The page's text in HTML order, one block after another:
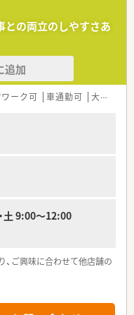
を進めています
している店舗もあり、
全性を確保をしております
オンライン服薬指導などに
の両立のしやすさあ
追加
ーク可 車通勤可 大手チェーン以外
土 9:00～12:00
ご興味に合わせて他店舗の